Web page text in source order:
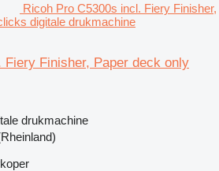
Ricoh Pro C5300s incl. Fiery Finisher,
digitale drukmachine
Fiery Finisher, Paper deck only
drukmachine